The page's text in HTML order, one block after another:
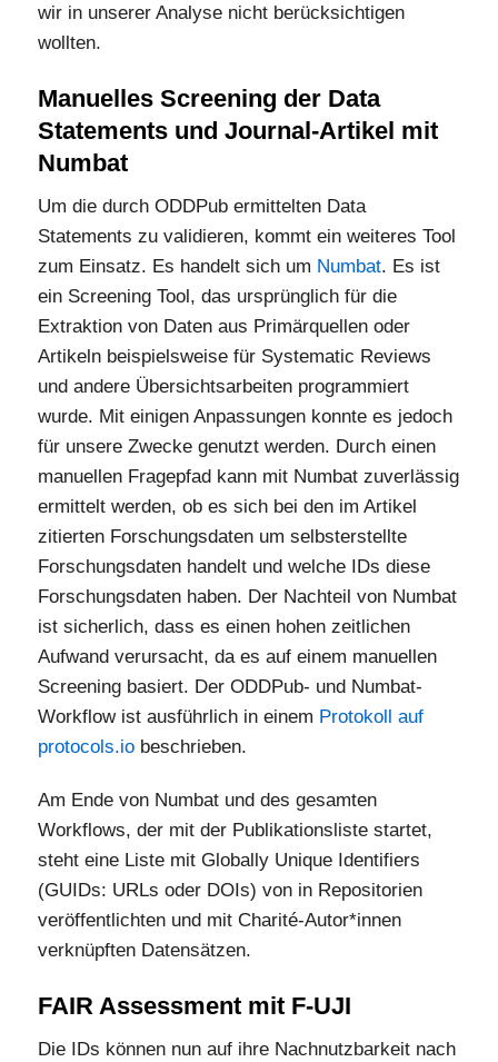
wir in unserer Analyse nicht berücksichtigen
wollten.
Manuelles Screening der Data
Statements und Journal-Artikel mit
Numbat
Um die durch ODDPub ermittelten Data
Statements zu validieren, kommt ein weiteres Tool
zum Einsatz. Es handelt sich um Numbat. Es ist
ein Screening Tool, das ursprünglich für die
Extraktion von Daten aus Primärquellen oder
Artikeln beispielsweise für Systematic Reviews
und andere Übersichtsarbeiten programmiert
wurde. Mit einigen Anpassungen konnte es jedoch
für unsere Zwecke genutzt werden. Durch einen
manuellen Fragepfad kann mit Numbat zuverlässig
ermittelt werden, ob es sich bei den im Artikel
zitierten Forschungsdaten um selbsterstellte
Forschungsdaten handelt und welche IDs diese
Forschungsdaten haben. Der Nachteil von Numbat
ist sicherlich, dass es einen hohen zeitlichen
Aufwand verursacht, da es auf einem manuellen
Screening basiert. Der ODDPub- und Numbat-
Workflow ist ausführlich in einem Protokoll auf
protocols.io beschrieben.
Am Ende von Numbat und des gesamten
Workflows, der mit der Publikationsliste startet,
steht eine Liste mit Globally Unique Identifiers
(GUIDs: URLs oder DOIs) von in Repositorien
veröffentlichten und mit Charité-Autor*innen
verknüpften Datensätzen.
FAIR Assessment mit F-UJI
Die IDs können nun auf ihre Nachnutzbarkeit nach